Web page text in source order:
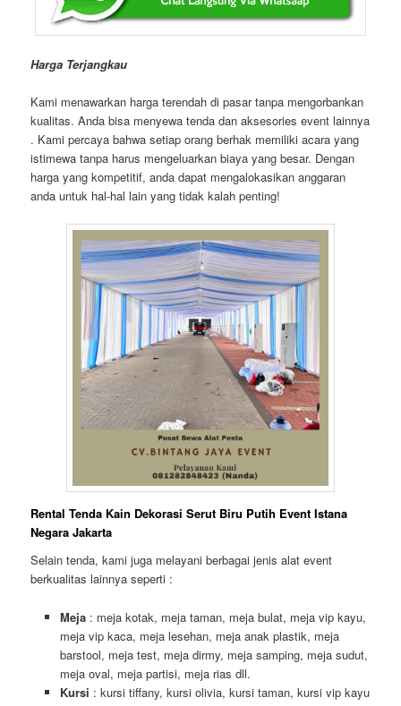
Harga Terjangkau
Kami menawarkan harga terendah di pasar tanpa mengorbankan
kualitas. Anda bisa menyewa tenda dan aksesories event lainnya
. Kami percaya bahwa setiap orang berhak memiliki acara yang
istimewa tanpa harus mengeluarkan biaya yang besar. Dengan
harga yang kompetitif, anda dapat mengalokasikan anggaran
anda untuk hal-hal lain yang tidak kalah penting!
Rental Tenda Kain Dekorasi Serut Biru Putih Event Istana
Negara Jakarta
Selain tenda, kami juga melayani berbagai jenis alat event
berkualitas lainnya seperti :
Meja : meja kotak, meja taman, meja bulat, meja vip kayu,
meja vip kaca, meja lesehan, meja anak plastik, meja
barstool, meja test, meja dirmy, meja samping, meja sudut,
meja oval, meja partisi, meja rias dll.
Kursi : kursi tiffany, kursi olivia, kursi taman, kursi vip kayu